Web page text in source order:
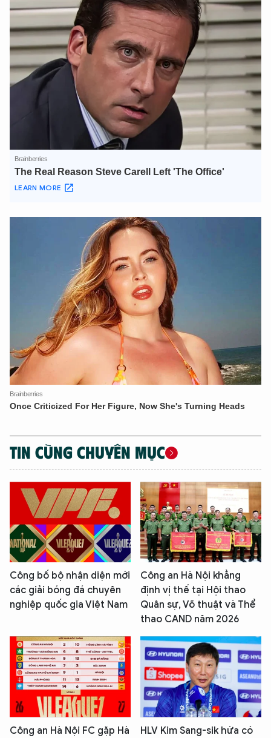
TIN CÙNG CHUYÊN MỤC
Công bố bộ nhận diện mới
các giải bóng đá chuyên
nghiệp quốc gia Việt Nam
Công an Hà Nội khẳng
định vị thế tại Hội thao
Quân sự, Võ thuật và Thể
thao CAND năm 2026
Công an Hà Nội FC gặp Hà
HLV Kim Sang-sik hứa có
TÔI LÀ CHATBOT CỦA
Hãy hỏi tôi bất kỳ điều gì bạn cần biết về
An Ninh Thủ Đô nhé. Tôi sẵn sàng hỗ trợ!